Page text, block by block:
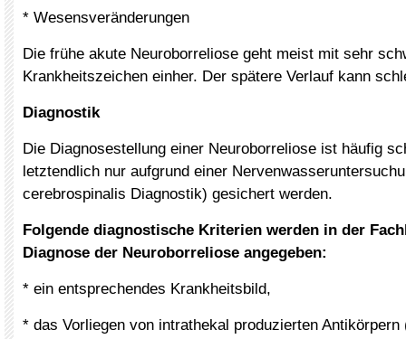
* Wesensveränderungen
Die frühe akute Neuroborreliose geht meist mit sehr
Krankheitszeichen einher. Der spätere Verlauf kann
Diagnostik
Die Diagnosestellung einer Neuroborreliose ist häufig
letztendlich nur aufgrund einer
cerebrospinalis Diagnostik) gesichert werden.
Folgende diagnostische Kriterien werden in der
Diagnose der Neuroborreliose angegeben:
* ein entsprechendes Krankheitsbild,
* das Vorliegen von intrathekal produzierten Antikörpern